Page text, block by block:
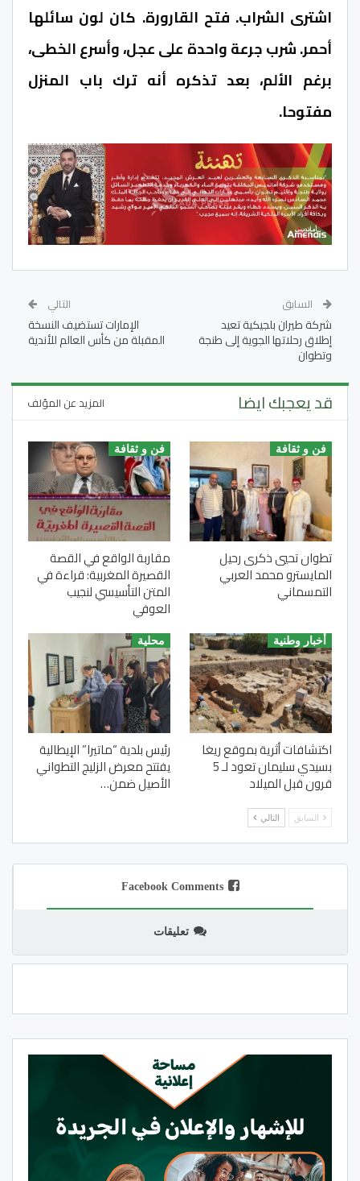
اشترى الشراب. فتح القارورة. كان لون سائلها
أحمر. شرب جرعة واحدة على عجل، وأسرع الخطى،
برغم الألم، بعد تذكره أنه ترك باب المنزل
مفتوحا.
السابق
شركة طيران بلجيكية تعيد
إطلاق رحلاتها الجوية إلى طنجة
وتطوان
التالي
الإمارات تستضيف النسخة
المقبلة من كأس العالم للأندية
قد يعجبك ايضا المزيد عن المؤلف
فن و ثقافة
تطوان تحيي ذكرى رحيل
المايسترو محمد العربي
التمسماني
فن و ثقافة
مقاربة الواقع في القصة
القصيرة المغربية: قراءة في
المتن التأسيسي لنجيب
العوفي
أخبار وطنية
اكتشافات أثرية بموقع ريغا
بسيدي سليمان تعود لـ 5
قرون قبل الميلاد
محلية
رئيس بلدية “ماتيرا” الإيطالية
يفتتح معرض الزليج التطواني
الأصيل ضمن…
السابق التالي
Facebook Comments
تعليقات